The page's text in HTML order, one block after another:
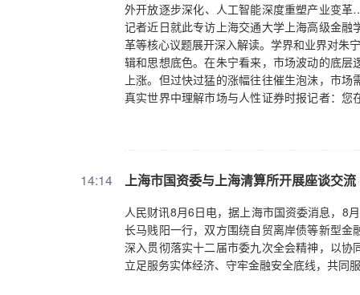
外开放逐步深化、人工智能深度重塑产业变
记者近日就此专访上海交通大学上海高级金
革等核心议题展开深入解读。学界和业界对朱
辑和思想底色。在朱宁看来，市场波动的底
上涨。但过快过猛的涨幅往往催生泡沫，市
真实世界中理解市场与人性证券时报记者：
变革等现实课题，这让我在研究初期，就比较
核心两点：第一是实事求是，不过度依赖数
和博弈思考，既关注人的非理性行为，也关
和各类大型金融机构，对国内外金融市场也
您所建立的研究框架，结合中国市场做了哪
乎全是公式、图表，与凯恩斯时代的研究风
14:14 上海市国资委与上海清算所开展座谈交流
人民财讯8月6日电，据上海市国资委消息，8
长马贱阳一行，双方围绕自贸离岸债等新型
深入贯彻落实十二届市委九次全会精神，以
立足服务实体经济、守牢金融安全底线，共同